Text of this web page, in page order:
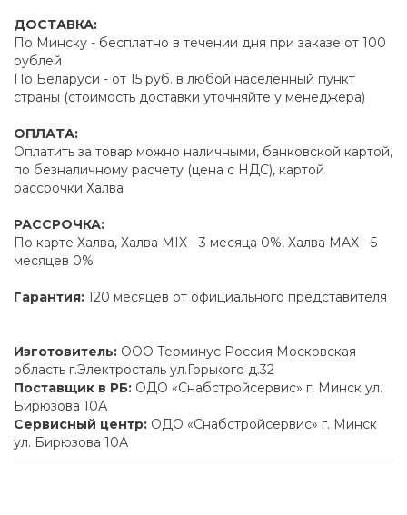
ДОСТАВКА:
По Минску - бесплатно в течении дня при заказе от 100
рублей
По Беларуси - от 15 руб. в любой населенный пункт
страны (стоимость доставки уточняйте у менеджера)
ОПЛАТА:
Оплатить за товар можно наличными, банковской картой,
по безналичному расчету (цена с НДС), картой
рассрочки Халва
РАССРОЧКА:
По карте Халва, Халва MIX - 3 месяца 0%, Халва MAX - 5
месяцев 0%
Гарантия: 120 месяцев от официального представителя
Изготовитель: ООО Терминус Россия Московская
область г.Электросталь ул.Горького д.32
Поставщик в РБ: ОДО «Снабстройсервис» г. Минск ул.
Бирюзова 10А
Сервисный центр: ОДО «Снабстройсервис» г. Минск
ул. Бирюзова 10А